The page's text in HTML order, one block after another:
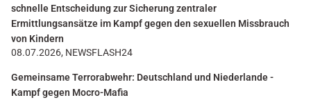
schnelle Entscheidung zur Sicherung zentraler
Ermittlungsansätze im Kampf gegen den sexuellen Missbrauch
von Kindern
08.07.2026, NEWSFLASH24
Gemeinsame Terrorabwehr: Deutschland und Niederlande -
Kampf gegen Mocro-Mafia